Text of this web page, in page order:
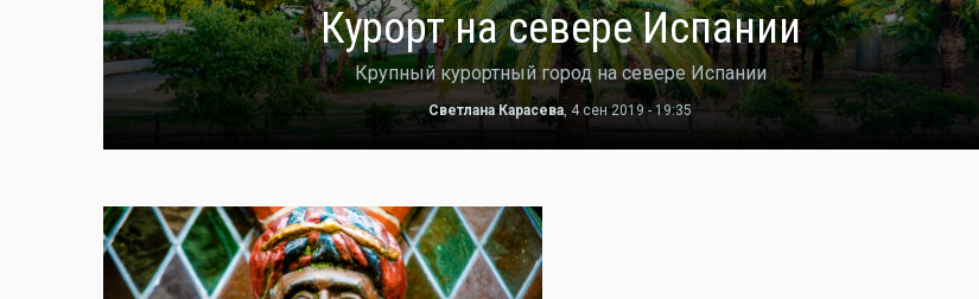
Курорт на севере Испании
Крупный курортный город на севере Испании
Светлана Карасева, 4 сен 2019 - 19:35